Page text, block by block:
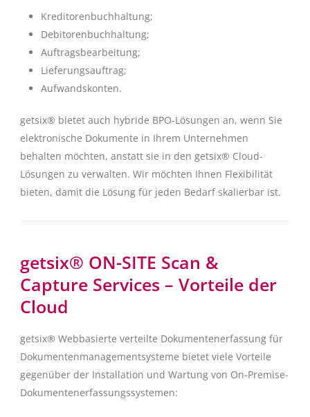
Kreditorenbuchhaltung;
Debitorenbuchhaltung;
Auftragsbearbeitung;
Lieferungsauftrag;
Aufwandskonten.
getsix® bietet auch hybride BPO-Lösungen an, wenn Sie
elektronische Dokumente in Ihrem Unternehmen
behalten möchten, anstatt sie in den getsix® Cloud-
Lösungen zu verwalten. Wir möchten Ihnen Flexibilität
bieten, damit die Lösung für jeden Bedarf skalierbar ist.
getsix® ON-SITE Scan &
Capture Services – Vorteile der
Cloud
getsix® Webbasierte verteilte Dokumentenerfassung für
Dokumentenmanagementsysteme bietet viele Vorteile
gegenüber der Installation und Wartung von On-Premise-
Dokumentenerfassungssystemen: